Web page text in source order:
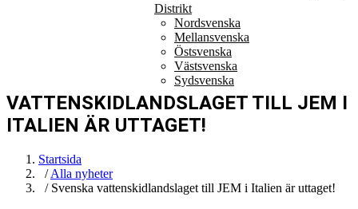
Distrikt
Nordsvenska
Mellansvenska
Östsvenska
Västsvenska
Sydsvenska
VATTENSKIDLANDSLAGET TILL JEM I
ITALIEN ÄR UTTAGET!
Startsida
/Alla nyheter
/ Svenska vattenskidlandslaget till JEM i Italien är uttaget!